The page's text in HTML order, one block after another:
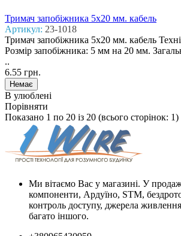
Тримач запобіжника 5x20 мм. кабель
Артикул: 23-1018
Тримач запобіжника 5x20 мм. кабель
Розмір запобіжника: 5 мм на 20 мм.
..
6.55 грн.
В улюблені
Порівняти
Показано 1 по 20 із 20 (всього сторінок: 1)
Ми вітаємо Вас у магазині. У
компоненти, Ардуїно, STM,
контроль доступу, джерела
багато іншого.